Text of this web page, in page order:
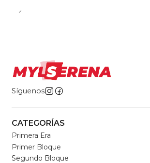
Síguenos
CATEGORÍAS
Primera Era
Primer Bloque
Segundo Bloque